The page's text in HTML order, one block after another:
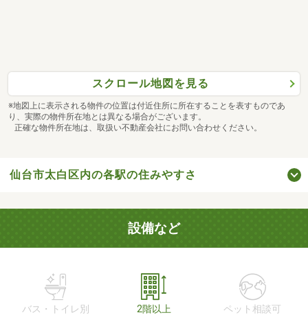
スクロール地図を見る
※地図上に表示される物件の位置は付近住所に所在することを表すものであ
り、実際の物件所在地とは異なる場合がございます。
正確な物件所在地は、取扱い不動産会社にお問い合わせください。
仙台市太白区内の各駅の住みやすさ
設備など
バス・トイレ別 2階以上 ペット相談可